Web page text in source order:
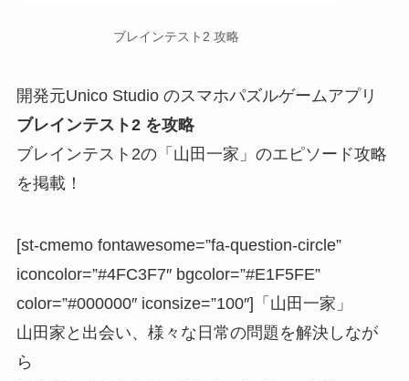
ブレインテスト2 攻略
開発元Unico Studio のスマホパズルゲームアプリ
ブレインテスト2 を攻略
ブレインテスト2の「山田一家」のエピソード攻略
を掲載！
[st-cmemo fontawesome=”fa-question-circle”
iconcolor=”#4FC3F7″ bgcolor=”#E1F5FE”
color=”#000000″ iconsize=”100″]「山田一家」
山田家と出会い、様々な日常の問題を解決しなが
ら